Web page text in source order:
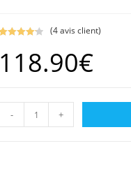
sur 5
basé
(4avis client)
118.90€
-
quantité
de
+